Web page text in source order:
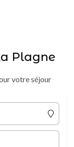
Plagne
votre séjour